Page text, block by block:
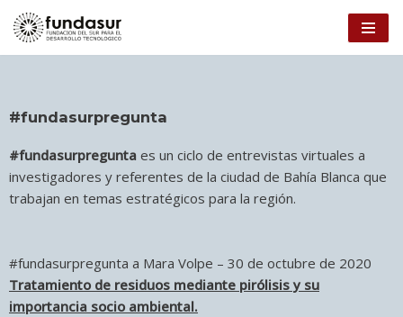
#fundasurpregunta
#fundasurpregunta es un ciclo de entrevistas virtuales a
investigadores y referentes de la ciudad de Bahía Blanca que
trabajan en temas estratégicos para la región.
#fundasurpregunta a Mara Volpe – 30 de octubre de 2020
Tratamiento de residuos mediante pirólisis y su
importancia socio ambiental.